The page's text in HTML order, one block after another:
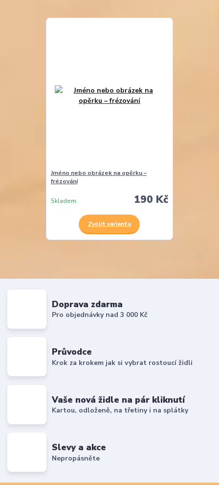
Jméno nebo obrázek na opěrku –
frézování
190 Kč
Skladem
Zvolit variantu
Doprava zdarma
Pro objednávky nad 3 000 Kč
Průvodce
Krok za krokem jak si vybrat rostoucí židli
Vaše nová židle na pár kliknutí
Kartou, odloženě, na třetiny i na splátky
Slevy a akce
Nepropásněte